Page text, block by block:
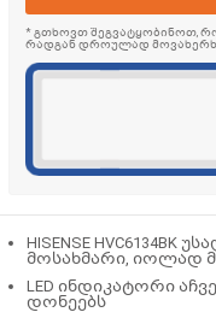
* გთხოვთ შეგვატყობინოთ,
რადგან დროულად
HISENSE
მოსახმარი, იოლად
LED ინდიკატორი
დონეებს